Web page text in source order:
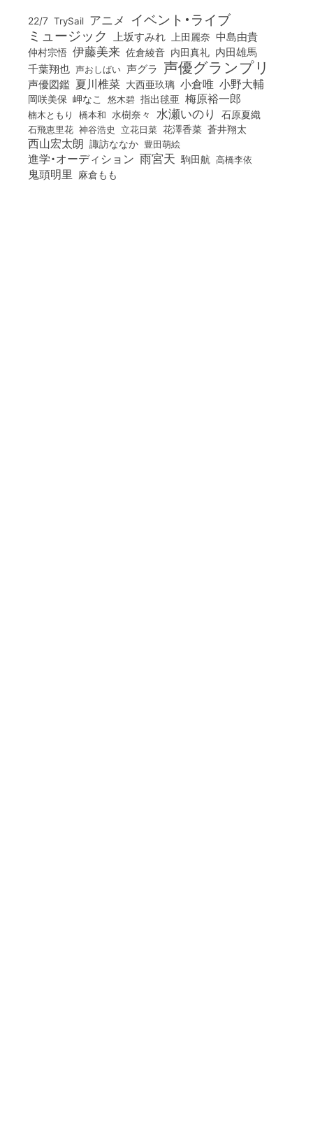
22/7 TrySail アニメ イベント・ライブ
ミュージック 上坂すみれ 上田麗奈 中島由貴
仲村宗悟 伊藤美来 佐倉綾音 内田真礼 内田雄馬
千葉翔也 声おしばい 声グラ 声優グランプリ
声優図鑑 夏川椎菜 大西亜玖璃 小倉唯 小野大輔
岡咲美保 岬なこ 悠木碧 指出毬亜 梅原裕一郎
楠木ともり 橋本和 水樹奈々 水瀬いのり 石原夏織
石飛恵里花 神谷浩史 立花日菜 花澤香菜 蒼井翔太
西山宏太朗 諏訪ななか 豊田萌絵
進学・オーディション 雨宮天 駒田航 高橋李依
鬼頭明里 麻倉もも